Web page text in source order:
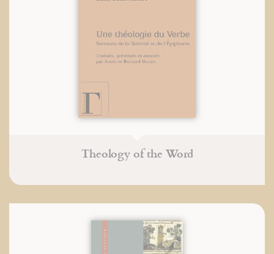
Theology of the Word